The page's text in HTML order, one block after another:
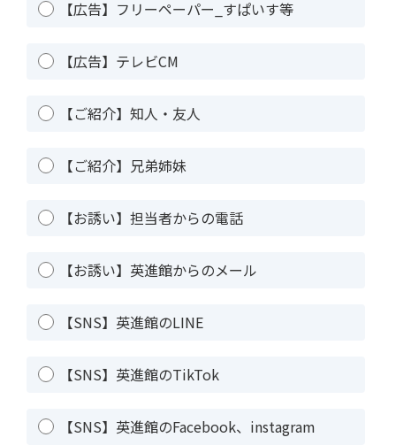
【広告】フリーペーパー_すぱいす等
【広告】テレビCM
【ご紹介】知人・友人
【ご紹介】兄弟姉妹
【お誘い】担当者からの電話
【お誘い】英進館からのメール
【SNS】英進館のLINE
【SNS】英進館のTikTok
【SNS】英進館のFacebook、instagram